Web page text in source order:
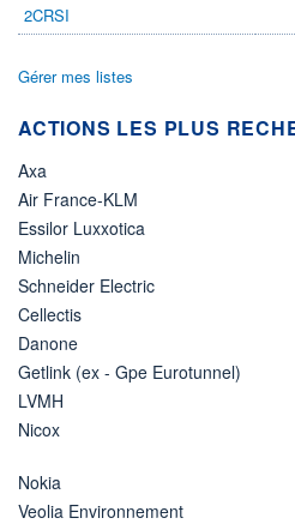
2CRSI
Gérer mes listes
ACTIONS LES PLUS
Axa
Air France-KLM
Essilor Luxxotica
Michelin
Schneider Electric
Cellectis
Danone
Getlink (ex - Gpe Eurotunnel)
LVMH
Nicox
Nokia
Veolia Environnement